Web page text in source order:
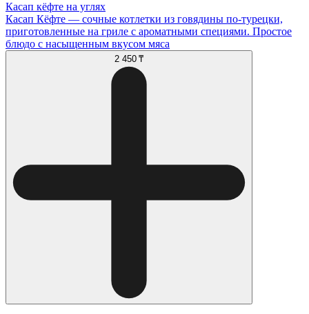
Касап кёфте на углях
Касап Кёфте — сочные котлетки из говядины по-турецки,
приготовленные на гриле с ароматными специями. Простое
блюдо с насыщенным вкусом мяса
2 450 ₸